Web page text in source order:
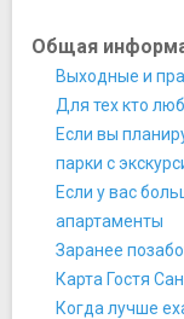
Исторические
Марсово Поле
Пискарёвское
Стрелка
Мосты
Аничков мост
Банковский мост
Египетский
Каменный мост
Общая
Выходные и
Для тех кто
Если вы
парки с
Если у вас
апартаменты
Заранее
Карта Гостя
Когда лучше